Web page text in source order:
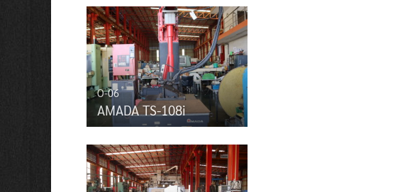
O-06
AMADA TS-108i